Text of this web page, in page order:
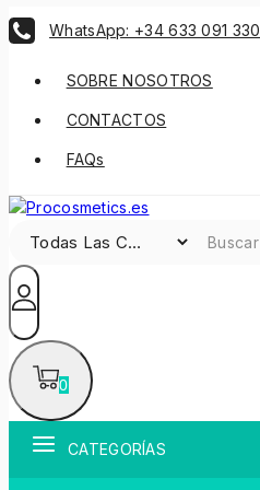
WhatsApp: +34 633 091 330
SOBRE NOSOTROS
CONTACTOS
FAQs
0
CATEGORÍAS